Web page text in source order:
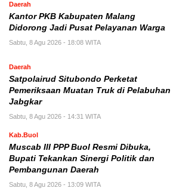
Daerah
Kantor PKB Kabupaten Malang
Didorong Jadi Pusat Pelayanan Warga
Sabtu, 8 Agu 2026 - 18:08 WITA
Daerah
Satpolairud Situbondo Perketat
Pemeriksaan Muatan Truk di Pelabuhan
Jabgkar
Sabtu, 8 Agu 2026 - 14:31 WITA
Kab.Buol
Muscab III PPP Buol Resmi Dibuka,
Bupati Tekankan Sinergi Politik dan
Pembangunan Daerah
Sabtu, 8 Agu 2026 - 13:09 WITA